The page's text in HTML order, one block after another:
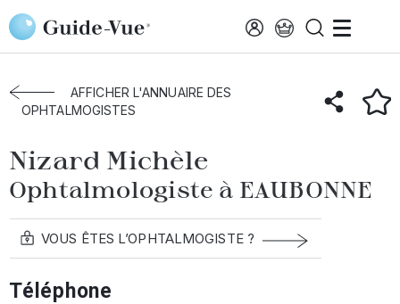
Aller au contenu principal
Accueil Annuaire des ophtalmologistes
Eaubonne
Nizard Michèle
AFFICHER L'ANNUAIRE DES
OPHTALMOGISTES
Nizard Michèle
Ophtalmologiste à EAUBONNE
VOUS ÊTES L’OPHTALMOGISTE ?
Téléphone